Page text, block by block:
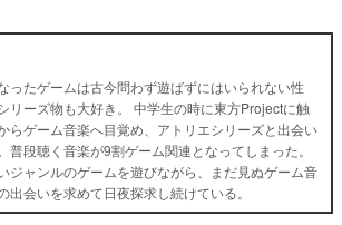
ったゲームは古今問わず遊ばずにはいられない性
リーズ物も大好き。 中学生の時に東方Projectに触
らゲーム音楽へ目覚め、アトリエシリーズと出会い
普段聴く音楽が9割ゲーム関連となってしまった。
ジャンルのゲームを遊びながら、まだ見ぬゲーム音
出会いを求めて日夜探求し続けている。